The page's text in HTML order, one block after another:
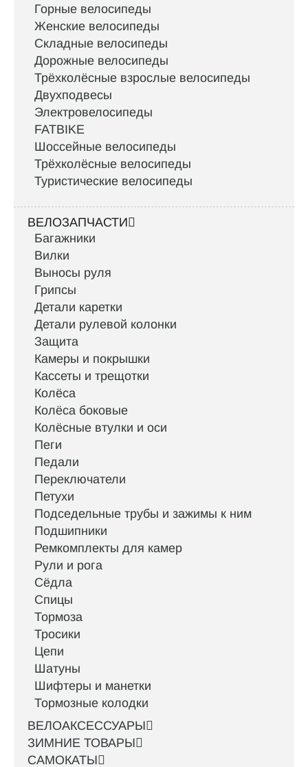
Горные велосипеды
Женские велосипеды
Складные велосипеды
Дорожные велосипеды
Трёхколёсные взрослые велосипеды
Двухподвесы
Электровелосипеды
FATBIKE
Шоссейные велосипеды
Трёхколёсные велосипеды
Туристические велосипеды
ВЕЛОЗАПЧАСТИ
Багажники
Вилки
Выносы руля
Грипсы
Детали каретки
Детали рулевой колонки
Защита
Камеры и покрышки
Кассеты и трещотки
Колёса
Колёса боковые
Колёсные втулки и оси
Пеги
Педали
Переключатели
Петухи
Подседельные трубы и зажимы к ним
Подшипники
Ремкомплекты для камер
Рули и рога
Сёдла
Спицы
Тормоза
Тросики
Цепи
Шатуны
Шифтеры и манетки
Тормозные колодки
ВЕЛОАКСЕССУАРЫ
ЗИМНИЕ ТОВАРЫ
САМОКАТЫ